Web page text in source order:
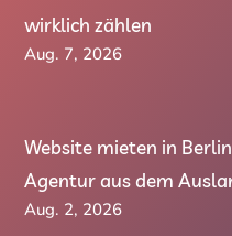
wirklich zählen
Aug. 7, 2026
Website mieten in
Agentur aus dem
Aug. 2, 2026